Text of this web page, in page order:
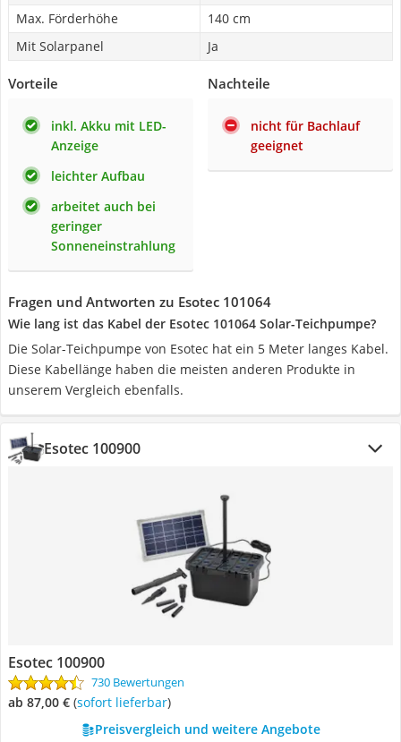
Max. Förderhöhe
140 cm
Mit Solarpanel
Ja
Vorteile
inkl. Akku mit LED-
Anzeige
leichter Aufbau
arbeitet auch bei
geringer
Sonneneinstrahlung
Nachteile
nicht für Bachlauf
geeignet
Fragen und Antworten zu Esotec 101064
Wie lang ist das Kabel der Esotec 101064 Solar-Teichpumpe?
Die Solar-Teichpumpe von Esotec hat ein 5 Meter langes Kabel.
Diese Kabellänge haben die meisten anderen Produkte in
unserem Vergleich ebenfalls.
Esotec 100900
Esotec 100900
730 Bewertungen
ab 87,00 € ( Sofort lieferbar)
Preisvergleich und weitere Angebote